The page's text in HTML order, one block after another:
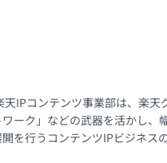
IPコンテンツ事業部は、楽天
ワーク」などの武器を活かし、
を行うコンテンツIPビジネス